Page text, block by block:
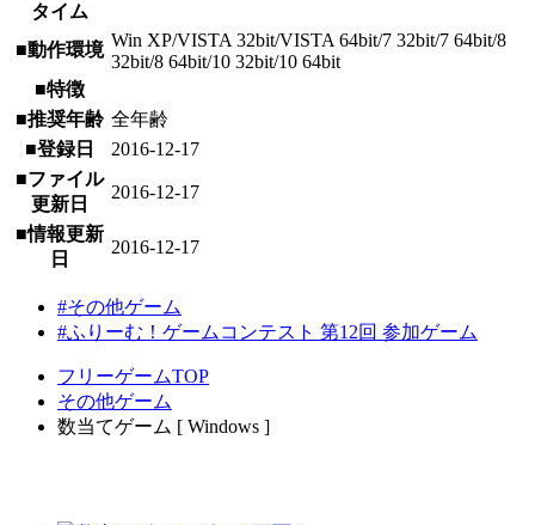
タイム
■動作環境 Win XP/VISTA 32bit/VISTA 64bit/7 32bit/7 64bit/8
32bit/8 64bit/10 32bit/10 64bit
■特徴
■推奨年齢 全年齢
■登録日
2016-12-17
■ファイル
更新日
2016-12-17
■情報更新
日
2016-12-17
#その他ゲーム
#ふりーむ！ゲームコンテスト 第12回 参加ゲーム
フリーゲームTOP
その他ゲーム
数当てゲーム [ Windows ]